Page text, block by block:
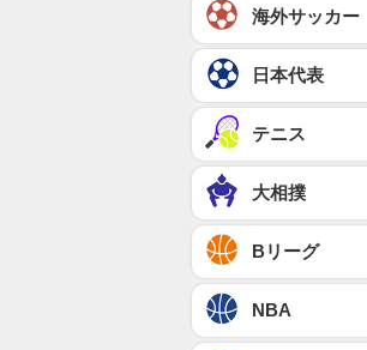
海外サッカー
日本代表
テニス
大相撲
Bリーグ
NBA